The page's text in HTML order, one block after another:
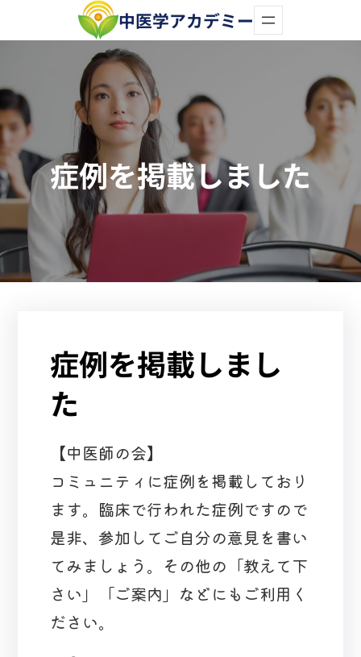
容
ス
キ
ッ
プ
中医学アカデミー
症例を掲載しました
症例を掲載しまし
た
【中医師の会】
コミュニティに症例を掲載しており
ます。臨床で行われた症例ですので
是非、参加してご自分の意見を書い
てみましょう。その他の「教えて下
さい」「ご案内」などにもご利用く
ださい。